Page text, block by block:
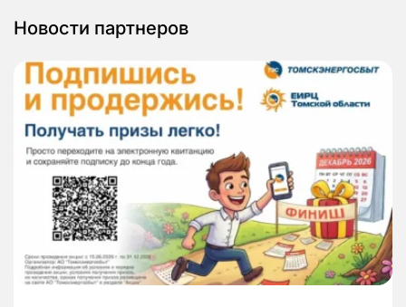
Новости партнеров